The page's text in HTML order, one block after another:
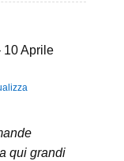
10 Aprile
qui grandi